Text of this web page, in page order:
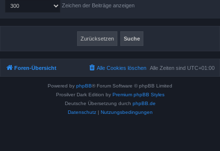
Zeichen der Beiträge anzeigen
Foren-Übersicht Alle Zeiten sind UTC+01:00
Alle Cookies löschen
Powered by phpBB® Forum Software © phpBB Limited
Prosilver Dark Edition by Premium phpBB Styles
Deutsche Übersetzung durch phpBB.de
Datenschutz| Nutzungsbedingungen